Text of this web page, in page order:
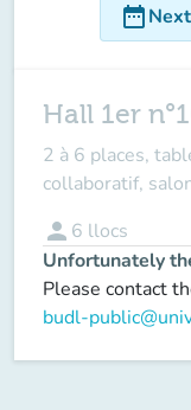
date_range
Hall 1er
2 à 6 places,
collaboratif,
person 6 llocs
Unfortunately
Please contact
budl-